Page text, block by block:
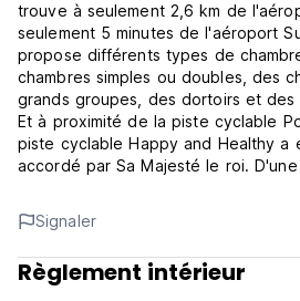
trouve à seulement 2,6 km de
seulement 5 minutes de l'aéroport
propose différents types de
chambres simples ou doubles, des
grands groupes, des dortoirs et des
Et à proximité de la piste cyclable
piste cyclable Happy and Healthy a
accordé par Sa Majesté le roi.
normes mondiales, avec une voie
généraux et une voie violette pour
expérimentés. La piste cyclable
piste cyclable de 1,6 kilomètre, une
Signaler
Règlement intérieur